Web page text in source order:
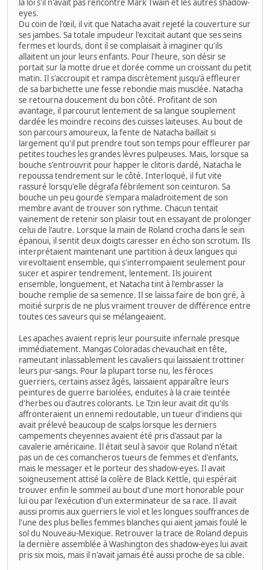
eyes.
Du coin de l'œil, il vit que Natacha avait rejeté la couverture sur
ses jambes. Sa totale impudeur l'excitait autant que ses seins
fermes et lourds, dont il se complaisait à imaginer qu'ils
allaitent un jour leurs enfants. Pour l'heure, son désir se
portait sur la motte drue et dorée comme un croissant du petit
matin. Il s'accroupit et rampa discrètement jusqu'à effleurer
de sa barbichette une fesse rebondie mais musclée. Natacha
se retourna doucement du bon côté. Profitant de son
avantage, il parcourut lentement de sa langue souplement
dardée les moindre recoins des cuisses laiteuses. Au bout de
son parcours amoureux, la fente de Natacha baillait si
largement qu'il put prendre tout son temps pour effleurer par
petites touches les grandes lèvres pulpeuses. Mais, lorsque sa
bouche s'entrouvrit pour happer le clitoris dardé, Natacha le
repoussa tendrement sur le côté. Interloqué, il fut vite
rassuré lorsqu'elle dégrafa fébrilement son ceinturon. Sa
bouche un peu gourde s'empara maladroitement de son
membre avant de trouver son rythme. Chacun tentait
vainement de retenir son plaisir tout en essayant de prolonger
celui de l'autre. Lorsque la main de Roland crocha dans le sein
épanoui, il sentit deux doigts caresser en écho son scrotum. Ils
interprétaient maintenant une partition à deux langues qui
virevoltaient ensemble, qui s'interrompaient seulement pour
sucer et aspirer tendrement, lentement. Ils jouirent
ensemble, longuement, et Natacha tint à l'embrasser la
bouche remplie de sa semence. Il se laissa faire de bon gré, à
moitié surpris de ne plus vraiment trouver de différence entre
toutes ces saveurs qui se mélangeaient.
Les apaches avaient repris leur poursuite infernale presque
immédiatement. Mangas Coloradas chevauchait en tête,
rameutant inlassablement les cavaliers qui laissaient trottiner
leurs pur-sangs. Pour la plupart torse nu, les féroces
guerriers, certains assez âgés, laissaient apparaître leurs
peintures de guerre bariolées, enduites à la craie teintée
d'herbes ou d'autres colorants. Le Tzin leur avait dit qu'ils
affronteraient un ennemi redoutable, un tueur d'indiens qui
avait prélevé beaucoup de scalps lorsque les derniers
campements cheyennes avaient été pris d'assaut par la
cavalerie américaine. Il était seul à savoir que Roland n'était
pas un de ces comancheros tueurs de femmes et d'enfants,
mais le messager et le porteur des shadow-eyes. Il avait
soigneusement attisé la colère de Black Kettle, qui espérait
trouver enfin le sommeil au bout d'une mort honorable pour
lui ou par l'exécution d'un exterminateur de sa race. Il avait
aussi promis aux guerriers le viol et les longues souffrances de
l'une des plus belles femmes blanches qui aient jamais foulé le
sol du Nouveau-Mexique. Retrouver la trace de Roland depuis
la dernière assemblée à Washington des shadow-eyes lui avait
pris six mois, mais il n'avait jamais été aussi proche de sa cible.